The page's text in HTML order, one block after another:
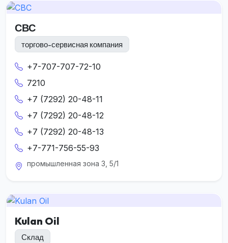
СВС
торгово-сервисная компания
+7-707-707-72-10
7210
+7 (7292) 20-48-11
+7 (7292) 20-48-12
+7 (7292) 20-48-13
+7-771-756-55-93
промышленная зона 3, 5/1
Kulan Oil
Склад